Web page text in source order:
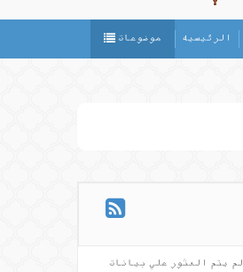
موضوعات الرئيسيه
لم يتم العثور علي بيانات